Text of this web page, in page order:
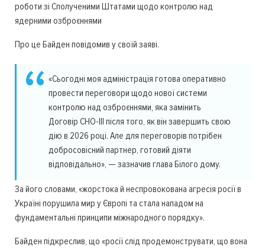
роботи зі Сполученими Штатами щодо контролю над
ядерними озброєннями
Про це Байден повідомив у своїй заяві.
«Сьогодні моя адміністрація готова оперативно
провести переговори щодо нової системи
контролю над озброєннями, яка замінить
Договір СНО-ІІІ після того, як він завершить свою
дію в 2026 році. Але для переговорів потрібен
добросовісний партнер, готовий діяти
відповідально», — зазначив глава Білого дому.
За його словами, «жорстока й неспровокована агресія росії в
Україні порушила мир у Європі та стала нападом на
фундаментальні принципи міжнародного порядку».
Байден підкреслив, що «росії слід продемонструвати, що вона